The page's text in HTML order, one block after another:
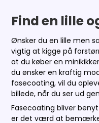
Find en lille
Ønsker du en lille men
vigtig at kigge på
at du køber en
du ønsker en kraftig
fasecoating, vil du
billede, når du ser ud
Fasecoating bliver
er det værd at